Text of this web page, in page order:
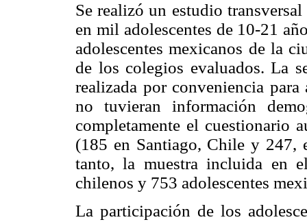
Se realizó un estudio
en mil adolescentes de 10-21
adolescentes mexicanos de la
de los colegios evaluados. La
realizada por conveniencia
no tuvieran información
completamente el cuestionario
(185 en Santiago, Chile y 247,
tanto, la muestra incluida en
chilenos y 753 adolescentes
La participación de los